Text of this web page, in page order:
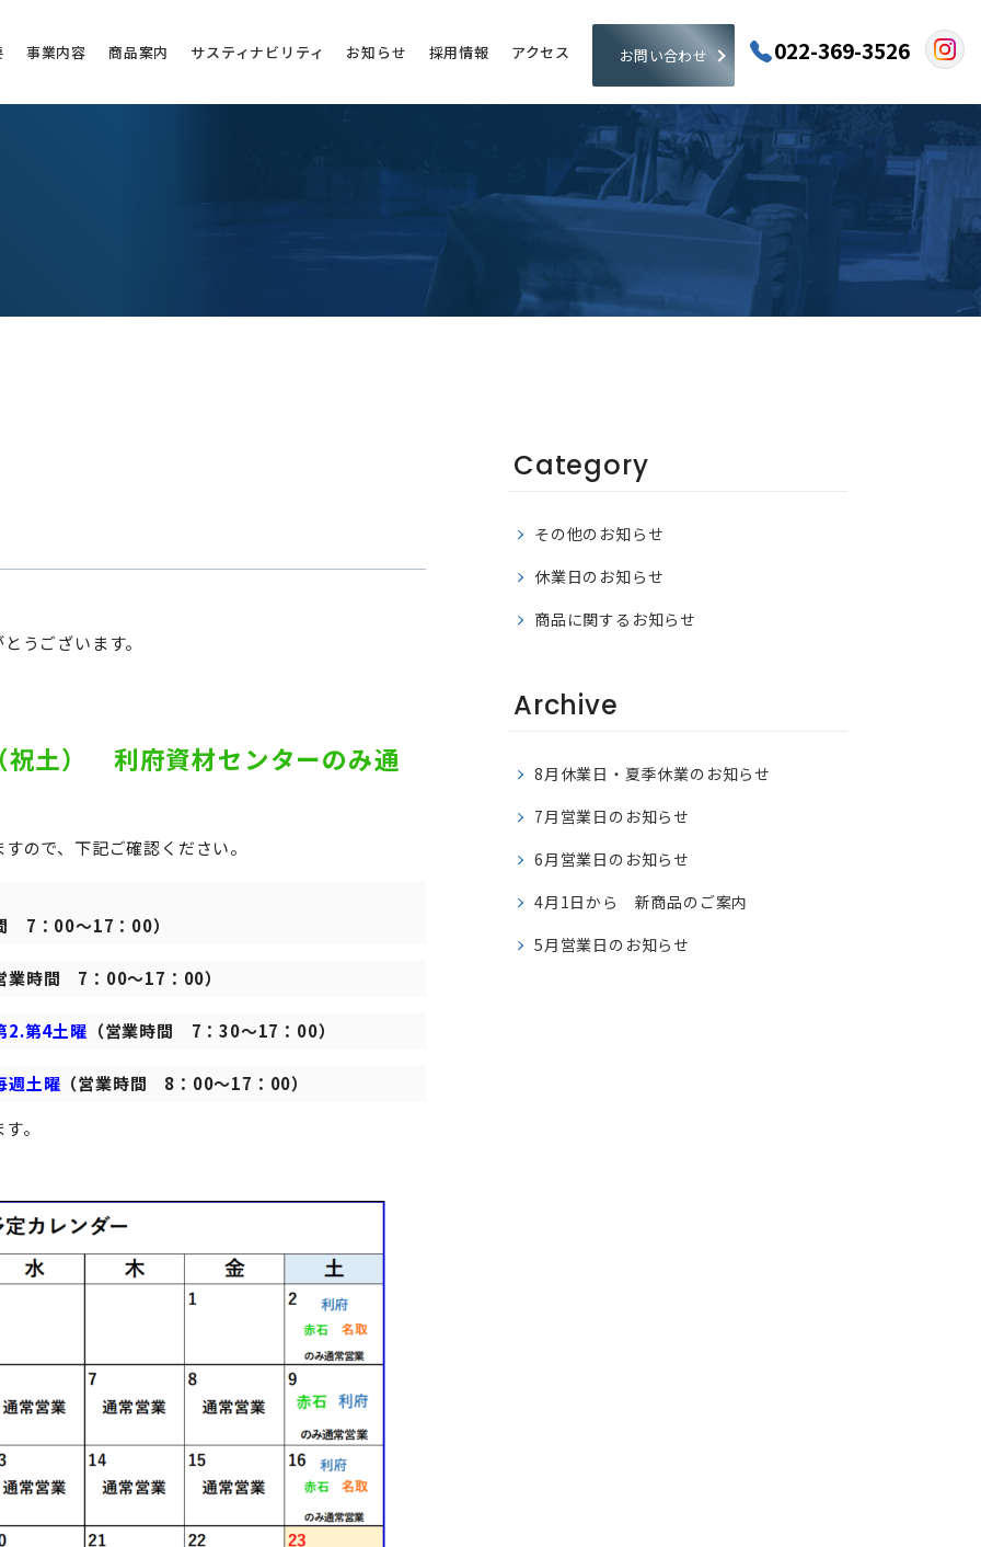
事業内容 商品案内 サスティナビリティ お知らせ 採用情報 アクセス お問い合わせ 022-369-3526
うございます。
土） 利府資材センターのみ通
ので、下記ご確認ください。
7：00～17：00）
業時間 7：00～17：00）
2.第4土曜 （営業時間 7：30～17：00）
週土曜 （営業時間 8：00～17：00）
。
Category
その他のお知らせ
休業日のお知らせ
商品に関するお知らせ
Archive
8月休業日・夏季休業のお知らせ
7月営業日のお知らせ
6月営業日のお知らせ
4月1日から 新商品のご案内
5月営業日のお知らせ